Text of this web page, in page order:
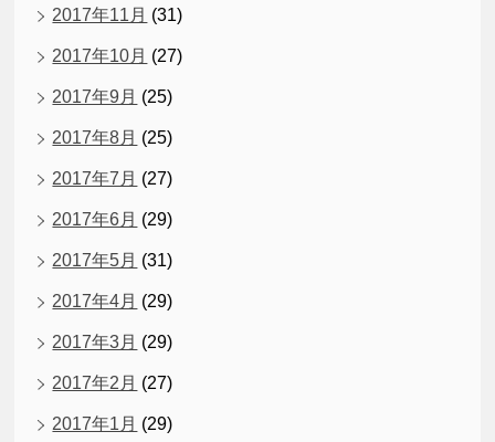
2017年11月 (31)
2017年10月 (27)
2017年9月 (25)
2017年8月 (25)
2017年7月 (27)
2017年6月 (29)
2017年5月 (31)
2017年4月 (29)
2017年3月 (29)
2017年2月 (27)
2017年1月 (29)